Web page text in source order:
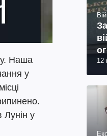
Наша
у
у
12